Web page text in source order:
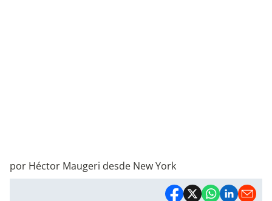
por Héctor Maugeri desde New York